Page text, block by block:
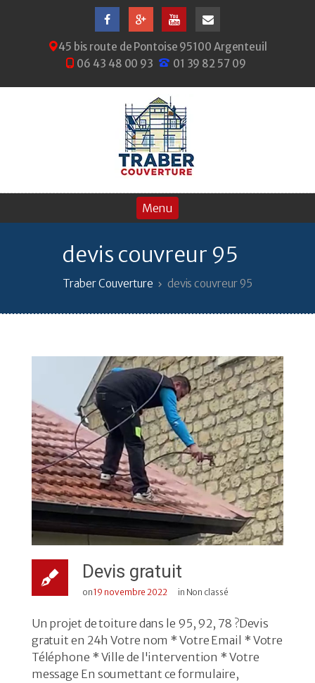
45 bis route de Pontoise 95100 Argenteuil
06 43 48 00 93
01 39 82 57 09
devis couvreur 95
Traber Couverture devis couvreur 95
Devis gratuit
on19 novembre 2022 in Non classé
Un projet de toiture dans le 95, 92, 78 ?Devis
gratuit en 24h Votre nom * Votre Email * Votre
Téléphone * Ville de l'intervention * Votre
message En soumettant ce formulaire,